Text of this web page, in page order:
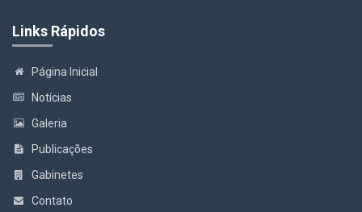
Links Rápidos
Página Inicial
Notícias
Galeria
Publicações
Gabinetes
Contato